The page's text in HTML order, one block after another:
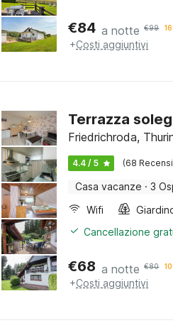
€84 a notte €99
+Costi aggiuntivi
Terrazza
Friedrichroda,
4.4 / 5 (68
Casa vacanze · 3
Wifi
Cancellazione
€68 a notte €80
+Costi aggiuntivi